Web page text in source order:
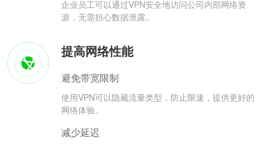
企业员工可以通过VPN安全地访问公司内部网络资
源，无需担心数据泄露。
提高网络性能
避免带宽限制
使用VPN可以隐藏流量类型，防止限速，提供更好的
网络体验。
减少延迟